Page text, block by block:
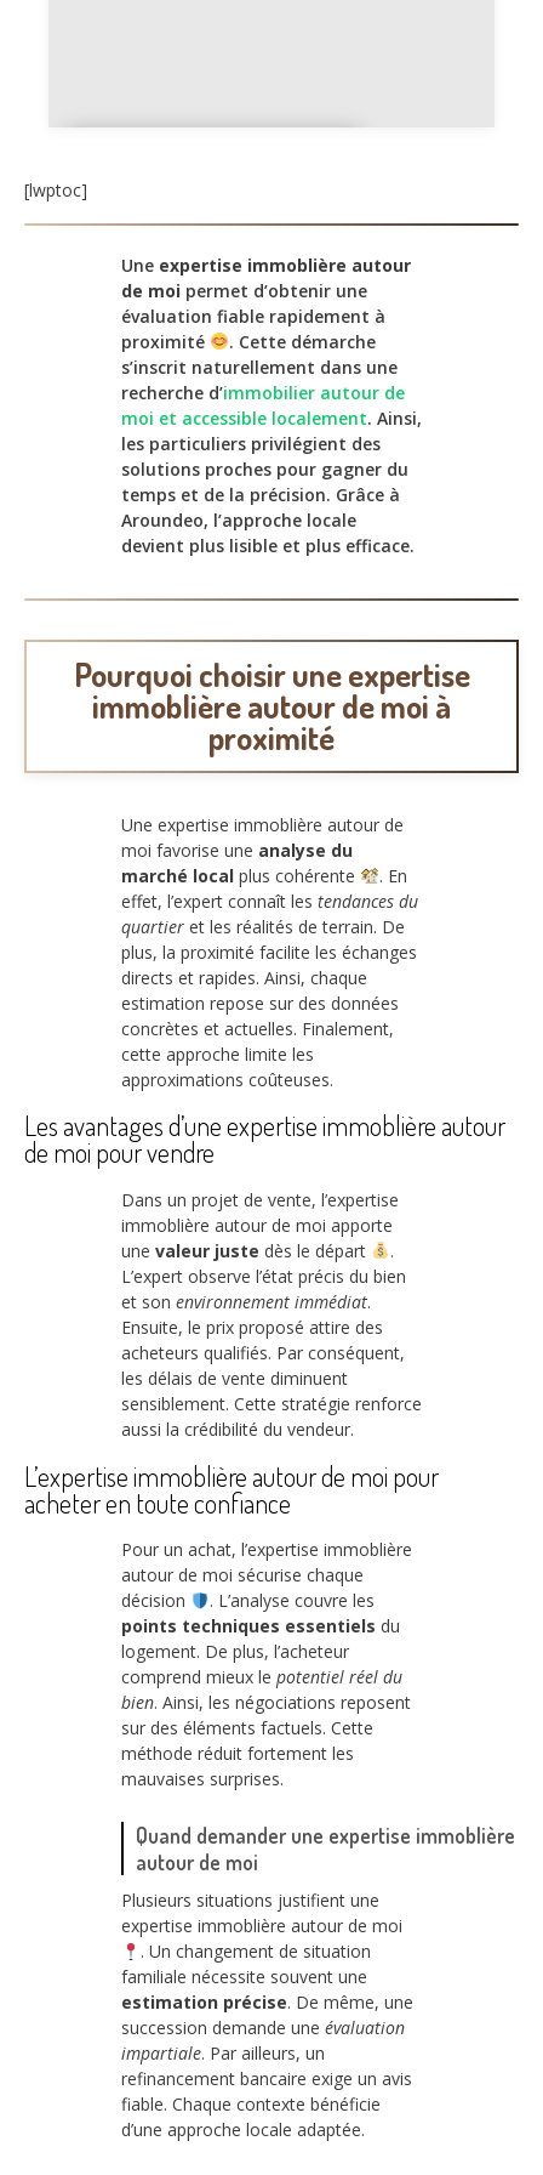
[lwptoc]
Une expertise immoblière autour
de moi permet d’obtenir une
évaluation fiable rapidement à
proximité
. Cette démarche
s’inscrit naturellement dans une
recherche d’immobilier autour de
moi et accessible localement. Ainsi,
les particuliers privilégient des
solutions proches pour gagner du
temps et de la précision. Grâce à
Aroundeo, l’approche locale
devient plus lisible et plus efficace.
Pourquoi choisir une expertise
immoblière autour de moi à
proximité
Une expertise immoblière autour de
moi favorise une analyse du
marché local plus cohérente
. En
effet, l’expert connaît les tendances du
quartier et les réalités de terrain. De
plus, la proximité facilite les échanges
directs et rapides. Ainsi, chaque
estimation repose sur des données
concrètes et actuelles. Finalement,
cette approche limite les
approximations coûteuses.
Les avantages d’une expertise immoblière autour
de moi pour vendre
Dans un projet de vente, l’expertise
immoblière autour de moi apporte
une valeur juste dès le départ
.
L’expert observe l’état précis du bien
et son environnement immédiat.
Ensuite, le prix proposé attire des
acheteurs qualifiés. Par conséquent,
les délais de vente diminuent
sensiblement. Cette stratégie renforce
aussi la crédibilité du vendeur.
L’expertise immoblière autour de moi pour
acheter en toute confiance
Pour un achat, l’expertise immoblière
autour de moi sécurise chaque
décision
. L’analyse couvre les
points techniques essentiels du
logement. De plus, l’acheteur
comprend mieux le potentiel réel du
bien. Ainsi, les négociations reposent
sur des éléments factuels. Cette
méthode réduit fortement les
mauvaises surprises.
Quand demander une expertise immoblière
autour de moi
Plusieurs situations justifient une
expertise immoblière autour de moi
. Un changement de situation
familiale nécessite souvent une
estimation précise. De même, une
succession demande une évaluation
impartiale. Par ailleurs, un
refinancement bancaire exige un avis
fiable. Chaque contexte bénéficie
d’une approche locale adaptée.